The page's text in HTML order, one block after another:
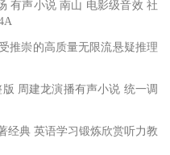
有声小说 南山 电影级音效 社
推崇的高质量无限流悬疑推理
版 周建龙演播有声小说 统一调
经典 英语学习锻炼欣赏听力教